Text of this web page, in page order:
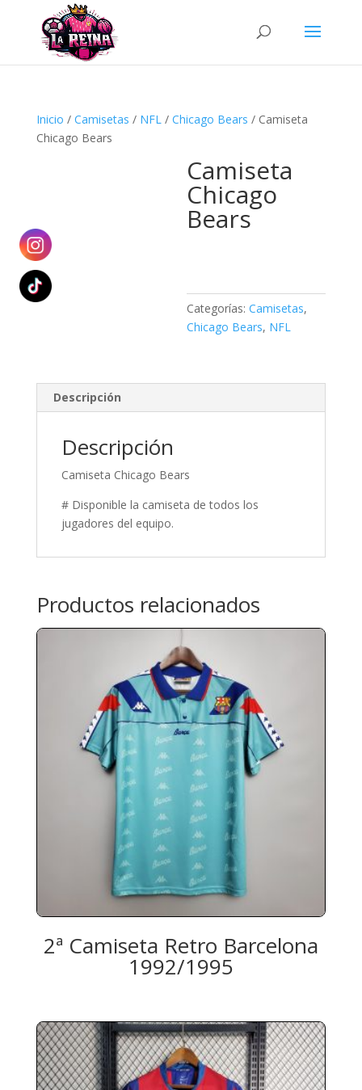
Búsqueda
productos
Inicio / Camisetas / NFL/ Chicago Bears / Camiseta
Chicago Bears
Camiseta
Chicago
Bears
Categorías:Camisetas,
Chicago Bears, NFL
Descripción
Descripción
Camiseta Chicago Bears
# Disponible la camiseta de todos los
jugadores del equipo.
Productos relacionados
2ª Camiseta Retro Barcelona
1992/1995